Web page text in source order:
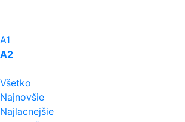
A1
A2
Všetko
Najnovšie
Najlacnejšie